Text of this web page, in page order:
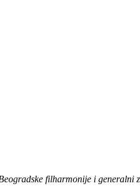
filharmonije i generalni